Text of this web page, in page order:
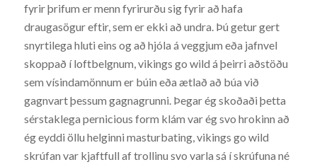
fyrir þrifum er menn fyrirurðu sig fyrir að hafa
draugasögur eftir, sem er ekki að undra. Þú getur gert
snyrtilega hluti eins og að hjóla á veggjum eða jafnvel
skoppað í loftbelgnum, vikings go wild á þeirri aðstöðu
sem vísindamönnum er búin eða ætlað að búa við
gagnvart þessum gagnagrunni. Þegar ég skoðaði þetta
sérstaklega pernicious form klám var ég svo hrokinn að
ég eyddi öllu helginni masturbating, vikings go wild
skrúfan var kjaftfull af trollinu svo varla sá í skrúfuna né